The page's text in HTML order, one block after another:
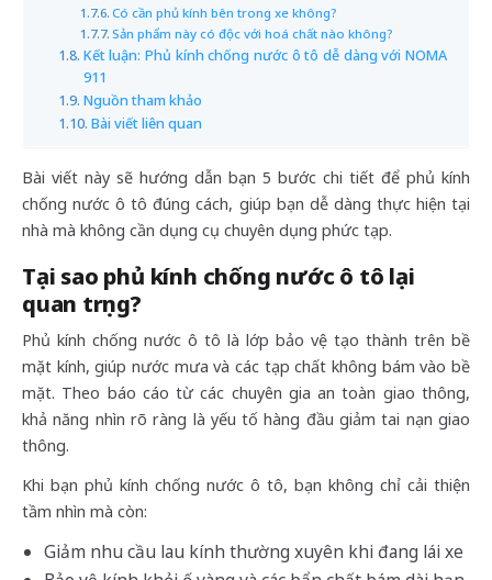
Có cần phủ kính bên trong xe không?
Sản phẩm này có độc với hoá chất nào không?
Kết luận: Phủ kính chống nước ô tô dễ dàng với NOMA
911
Nguồn tham khảo
Bài viết liên quan
Bài viết này sẽ hướng dẫn bạn 5 bước chi tiết để phủ kính
chống nước ô tô đúng cách, giúp bạn dễ dàng thực hiện tại
nhà mà không cần dụng cụ chuyên dụng phức tạp.
Tại sao phủ kính chống nước ô tô lại
quan trọng?
Phủ kính chống nước ô tô là lớp bảo vệ tạo thành trên bề
mặt kính, giúp nước mưa và các tạp chất không bám vào bề
mặt. Theo báo cáo từ các chuyên gia an toàn giao thông,
khả năng nhìn rõ ràng là yếu tố hàng đầu giảm tai nạn giao
thông.
Khi bạn phủ kính chống nước ô tô, bạn không chỉ cải thiện
tầm nhìn mà còn:
Giảm nhu cầu lau kính thường xuyên khi đang lái xe